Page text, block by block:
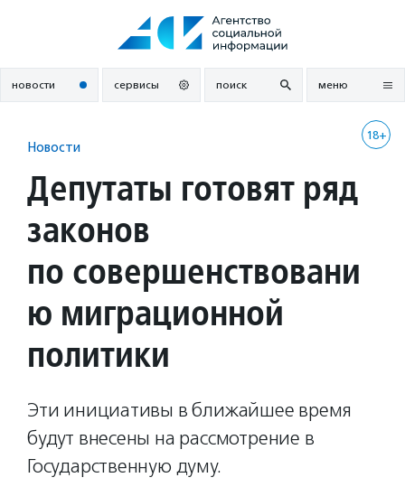
новости сервисы поиск меню
18+
Новости
Депутаты готовят ряд
законов
по совершенствовани
ю миграционной
политики
Эти инициативы в ближайшее время
будут внесены на рассмотрение в
Государственную думу.